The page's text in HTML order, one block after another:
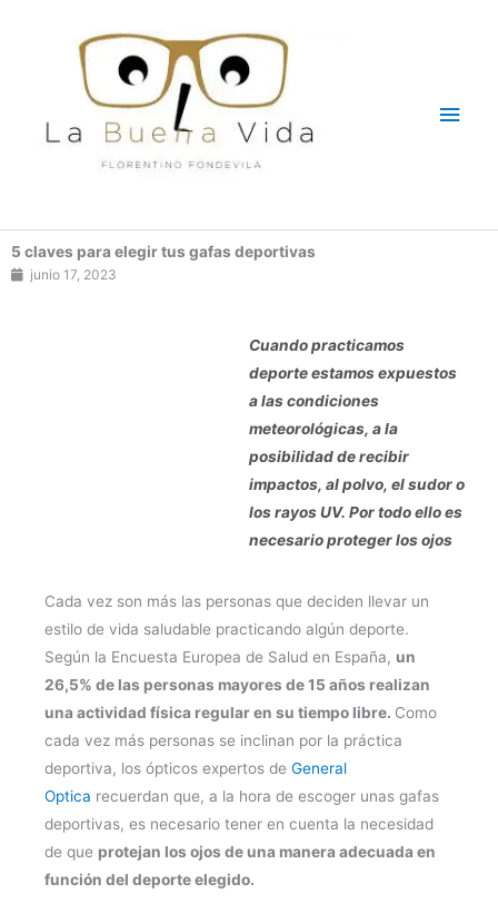
5 claves para elegir tus gafas deportivas
junio 17, 2023
Cuando practicamos
deporte estamos expuestos
a las condiciones
meteorológicas, a la
posibilidad de recibir
impactos, al polvo, el sudor o
los rayos UV. Por todo ello es
necesario proteger los ojos
Cada vez son más las personas que deciden llevar un
estilo de vida saludable practicando algún deporte.
Según la Encuesta Europea de Salud en España, un
26,5% de las personas mayores de 15 años realizan
una actividad física regular en su tiempo libre. Como
cada vez más personas se inclinan por la práctica
deportiva, los ópticos expertos de General
Optica recuerdan que, a la hora de escoger unas gafas
deportivas, es necesario tener en cuenta la necesidad
de que protejan los ojos de una manera adecuada en
función del deporte elegido.